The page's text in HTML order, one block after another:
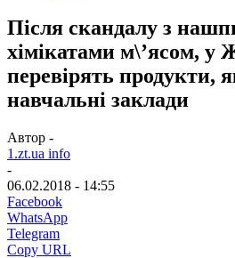
Після скандалу з
хімікатами м\’ясом, у
перевірять продукти,
навчальні заклади
Автор -
1.zt.ua info
-
06.02.2018 - 14:55
Facebook
WhatsApp
Telegram
Copy URL